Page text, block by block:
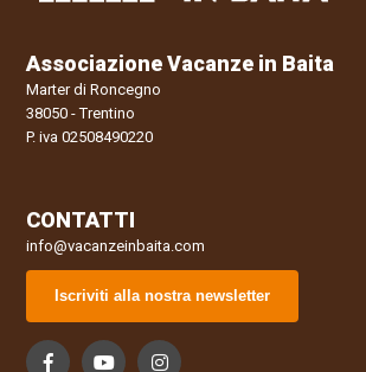
Associazione Vacanze in Baita
Marter di Roncegno
38050 - Trentino
P. iva 02508490220
CONTATTI
info@vacanzeinbaita.com
Iscriviti alla nostra newsletter